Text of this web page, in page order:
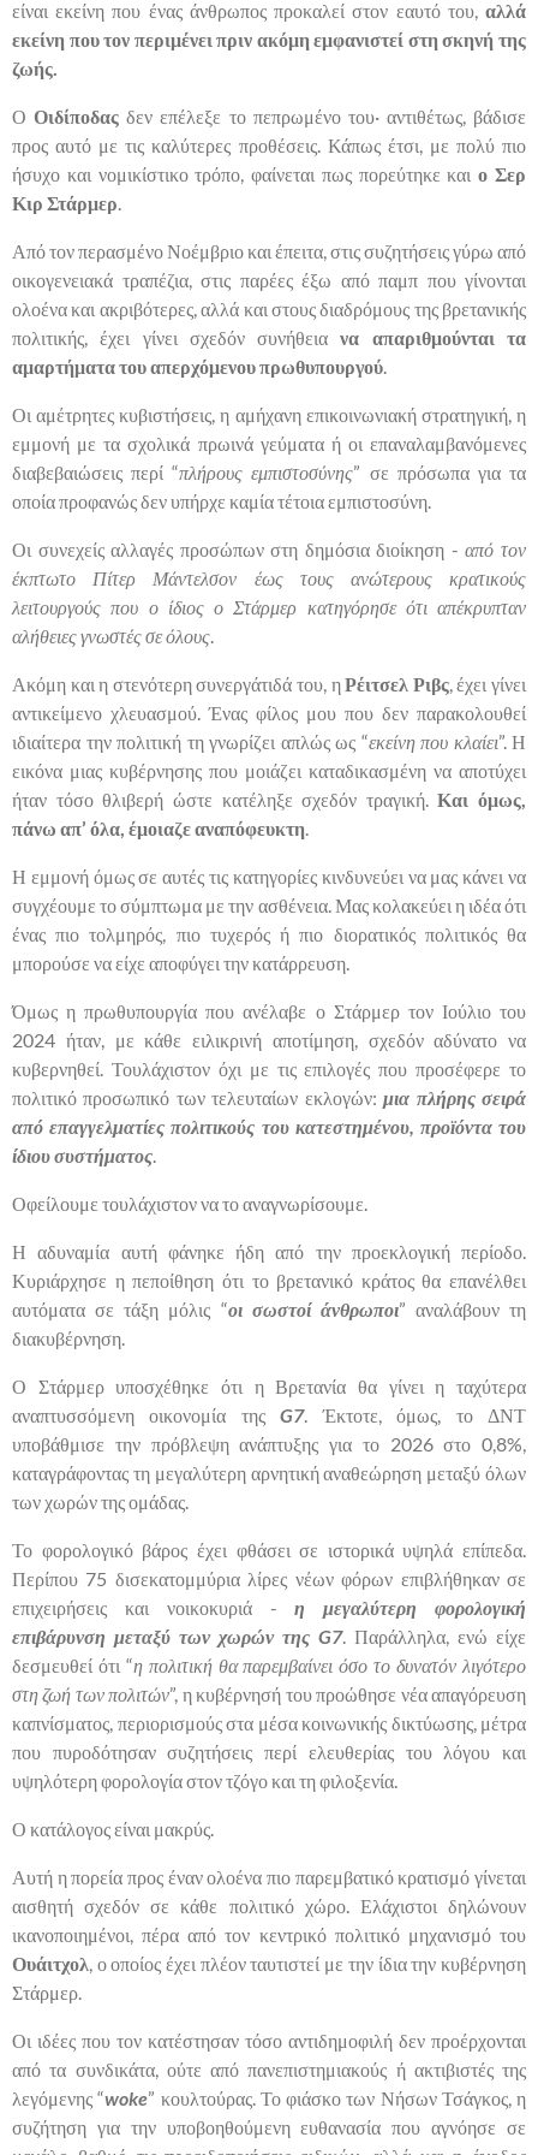
είναι εκείνη που ένας άνθρωπος προκαλεί στον εαυτό του, αλλά
εκείνη που τον περιμένει πριν ακόμη εμφανιστεί στη σκηνή της
ζωής.
ΟΟιδίποδας δεν επέλεξε το πεπρωμένο του· αντιθέτως, βάδισε
προς αυτό με τις καλύτερες προθέσεις. Κάπως έτσι, με πολύ πιο
ήσυχο και νομικίστικο τρόπο, φαίνεται πως πορεύτηκε καιο Σερ
Κιρ Στάρμερ
Από τον περασμένο Νοέμβριο και έπειτα, στις συζητήσεις γύρω από
οικογενειακά τραπέζια, στις παρέες έξω από παμπ που γίνονται
ολοένα και ακριβότερες, αλλά και στους διαδρόμους της βρετανικής
πολιτικής, έχει γίνει σχεδόν συνήθειανα απαριθμούνται τα
αμαρτήματα του απερχόμενου πρωθυπουργού
Οι αμέτρητες κυβιστήσεις, η αμήχανη επικοινωνιακή στρατηγική, η
εμμονή με τα σχολικά πρωινά γεύματα ή οι επαναλαμβανόμενες
διαβεβαιώσεις περί “πλήρους εμπιστοσύνης” σε πρόσωπα για τα
οποία προφανώς δεν υπήρχε καμία τέτοια εμπιστοσύνη.
Οι συνεχείς αλλαγές προσώπων στη δημόσια διοίκηση -από τον
έκπτωτο Πίτερ Μάντελσον έως τους ανώτερους κρατικούς
λειτουργούς που ο ίδιος ο Στάρμερ κατηγόρησε ότι απέκρυπταν
αλήθειες γνωστές σε όλους
Ακόμη και η στενότερη συνεργάτιδά του, ηΡέιτσελ Ριβς, έχει γίνει
αντικείμενο χλευασμού. Ένας φίλος μου που δεν παρακολουθεί
ιδιαίτερα την πολιτική τη γνωρίζει απλώς ως “εκείνη που κλαίει”. Η
εικόνα μιας κυβέρνησης που μοιάζει καταδικασμένη να αποτύχει
ήταν τόσο θλιβερή ώστε κατέληξε σχεδόν τραγική.Και όμως,
πάνω απ’ όλα, έμοιαζε αναπόφευκτη
Η εμμονή όμως σε αυτές τις κατηγορίες κινδυνεύει να μας κάνει να
συγχέουμε το σύμπτωμα με την ασθένεια. Μας κολακεύει η ιδέα ότι
ένας πιο τολμηρός, πιο τυχερός ή πιο διορατικός πολιτικός θα
μπορούσε να είχε αποφύγει την κατάρρευση.
Όμως η πρωθυπουργία που ανέλαβε ο Στάρμερ τον Ιούλιο του
2024 ήταν, με κάθε ειλικρινή αποτίμηση, σχεδόν αδύνατο να
κυβερνηθεί. Τουλάχιστον όχι με τις επιλογές που προσέφερε το
πολιτικό προσωπικό των τελευταίων εκλογών:μια πλήρης σειρά
από επαγγελματίες πολιτικούς του κατεστημένου, προϊόντα του
ίδιου συστήματος
Οφείλουμε τουλάχιστον να το αναγνωρίσουμε.
Η αδυναμία αυτή φάνηκε ήδη από την προεκλογική περίοδο.
Κυριάρχησε η πεποίθηση ότι το βρετανικό κράτος θα επανέλθει
αυτόματα σε τάξη μόλις “οι σωστοί άνθρωποι” αναλάβουν τη
διακυβέρνηση.
Ο Στάρμερ υποσχέθηκε ότι η Βρετανία θα γίνει η ταχύτερα
αναπτυσσόμενη οικονομία τηςG7. Έκτοτε, όμως, το ΔΝΤ
υποβάθμισε την πρόβλεψη ανάπτυξης για το 2026 στο 0,8%,
καταγράφοντας τη μεγαλύτερη αρνητική αναθεώρηση μεταξύ όλων
των χωρών της ομάδας.
Το φορολογικό βάρος έχει φθάσει σε ιστορικά υψηλά επίπεδα.
Περίπου 75 δισεκατομμύρια λίρες νέων φόρων επιβλήθηκαν σε
επιχειρήσεις και νοικοκυριά -η μεγαλύτερη φορολογική
επιβάρυνση μεταξύ των χωρών της G7. Παράλληλα, ενώ είχε
δεσμευθεί ότι “η πολιτική θα παρεμβαίνει όσο το δυνατόν λιγότερο
στη ζωή των πολιτών”, η κυβέρνησή του προώθησε νέα απαγόρευση
καπνίσματος, περιορισμούς στα μέσα κοινωνικής δικτύωσης, μέτρα
που πυροδότησαν συζητήσεις περί ελευθερίας του λόγου και
υψηλότερη φορολογία στον τζόγο και τη φιλοξενία.
Ο κατάλογος είναι μακρύς.
Αυτή η πορεία προς έναν ολοένα πιο παρεμβατικό κρατισμό γίνεται
αισθητή σχεδόν σε κάθε πολιτικό χώρο. Ελάχιστοι δηλώνουν
ικανοποιημένοι, πέρα από τον κεντρικό πολιτικό μηχανισμό του
Ουάιτχολ , ο οποίος έχει πλέον ταυτιστεί με την ίδια την κυβέρνηση
Στάρμερ.
Οι ιδέες που τον κατέστησαν τόσο αντιδημοφιλή δεν προέρχονται
από τα συνδικάτα, ούτε από πανεπιστημιακούς ή ακτιβιστές της
λεγόμενης “woke” κουλτούρας. Το φιάσκο των Νήσων Τσάγκος, η
συζήτηση για την υποβοηθούμενη ευθανασία που αγνόησε σε